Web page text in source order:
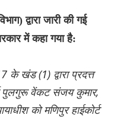
द्वारा जारी की गई
में कहा गया है:
खंड (1) द्वारा प्रदत्त
पुलगुरू वेंकट संजय कुमार,
को मणिपुर हाईकोर्ट